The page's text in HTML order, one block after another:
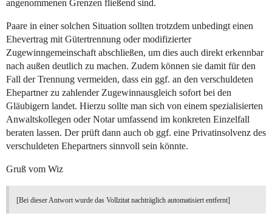
angenommenen Grenzen fließend sind.
Paare in einer solchen Situation sollten trotzdem unbedingt einen
Ehevertrag mit Gütertrennung oder modifizierter
Zugewinngemeinschaft abschließen, um dies auch direkt erkennbar
nach außen deutlich zu machen. Zudem können sie damit für den
Fall der Trennung vermeiden, dass ein ggf. an den verschuldeten
Ehepartner zu zahlender Zugewinnausgleich sofort bei den
Gläubigern landet. Hierzu sollte man sich von einem spezialisierten
Anwaltskollegen oder Notar umfassend im konkreten Einzelfall
beraten lassen. Der prüft dann auch ob ggf. eine Privatinsolvenz des
verschuldeten Ehepartners sinnvoll sein könnte.
Gruß vom Wiz
[Bei dieser Antwort wurde das Vollzitat nachträglich automatisiert entfernt]